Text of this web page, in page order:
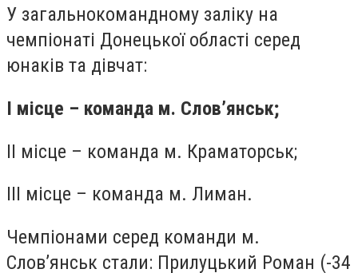
У загальнокомандному заліку на
чемпіонаті Донецької області серед
юнаків та дівчат:
I місце – команда м. Слов’янськ;
II місце – команда м. Краматорськ;
III місце – команда м. Лиман.
Чемпіонами серед команди м.
Слов’янськ стали: Прилуцький Роман (-34